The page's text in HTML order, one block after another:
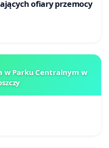
narażających ofiary przemocy
w Parku Centralnym w